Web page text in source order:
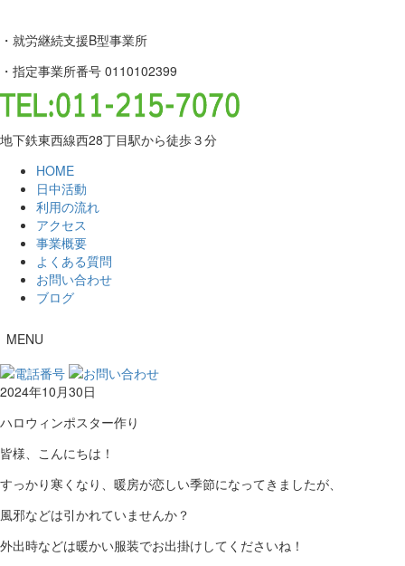
・就労継続支援B型事業所
・指定事業所番号 0110102399
地下鉄東西線西28丁目駅から徒歩３分
HOME
日中活動
利用の流れ
アクセス
事業概要
よくある質問
お問い合わせ
ブログ
MENU
2024年10月30日
ハロウィンポスター作り
皆様、こんにちは！
すっかり寒くなり、暖房が恋しい季節になってきましたが、
風邪などは引かれていませんか？
外出時などは暖かい服装でお出掛けしてくださいね！